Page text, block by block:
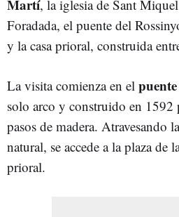
Martí, la iglesia de Sant
Foradada, el puente del
y la casa prioral, construida
La visita comienza en el
solo arco y construido en 1592
pasos de madera. Atravesando
natural, se accede a la plaza de
prioral.